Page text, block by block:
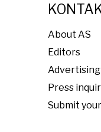
About AS
Editors
Advertising
Press
Submit